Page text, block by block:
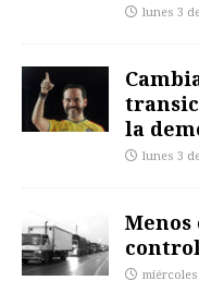
lunes 3
la
lunes 3